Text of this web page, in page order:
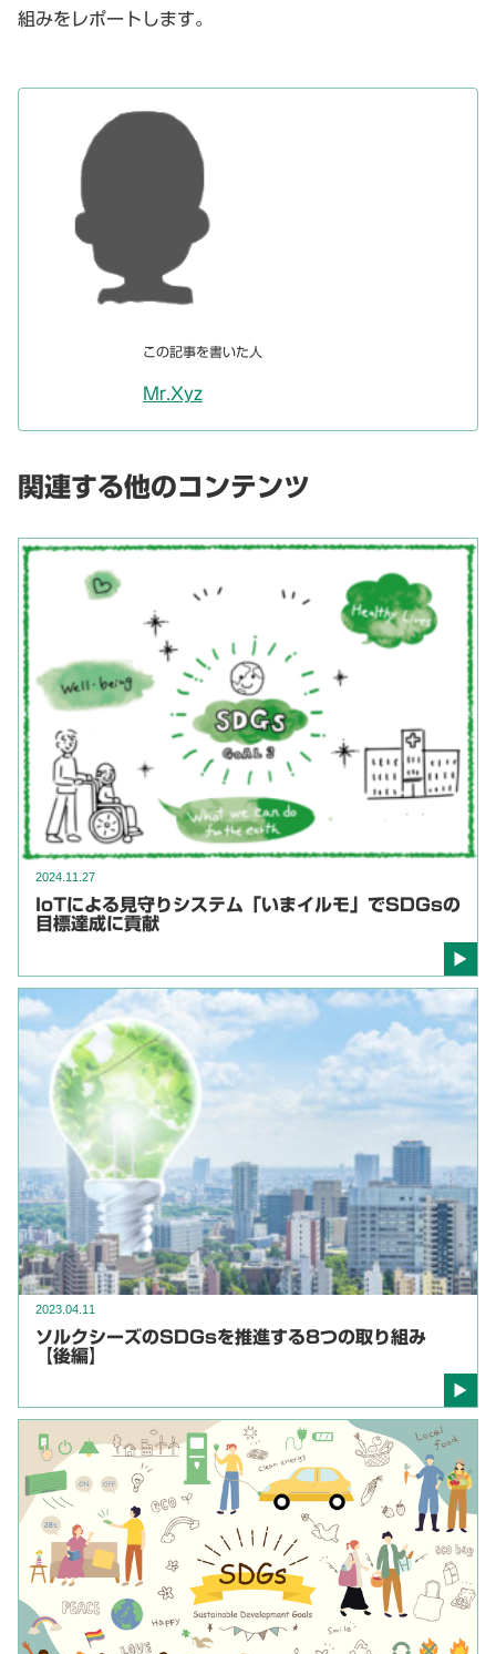
組みをレポートします。
この記事を書いた人
Mr.Xyz
関連する他のコンテンツ
2024.11.27
IoTによる見守りシステム「いまイルモ」でSDGsの
目標達成に貢献
2023.04.11
ソルクシーズのSDGsを推進する8つの取り組み
【後編】